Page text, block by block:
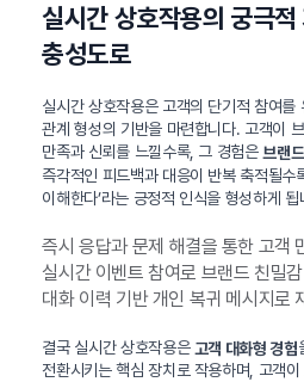
실시간 상호작용의 궁극
충성도로
실시간 상호작용은 고객의 단기적 참여를
관계 형성의 기반을 마련합니다. 고객이
만족과 신뢰를 느낄수록, 그 경험은 브랜
즉각적인 피드백과 대응이 반복 축적될수
이해한다’라는 긍정적 인식을 형성하게 됩
즉시 응답과 문제 해결을 통한 고객
실시간 이벤트 참여로 브랜드 친밀
대화 이력 기반 개인 복귀 메시지로
결국 실시간 상호작용은고객 대화형 경험
전환시키는 핵심 장치로 작용하며, 고객